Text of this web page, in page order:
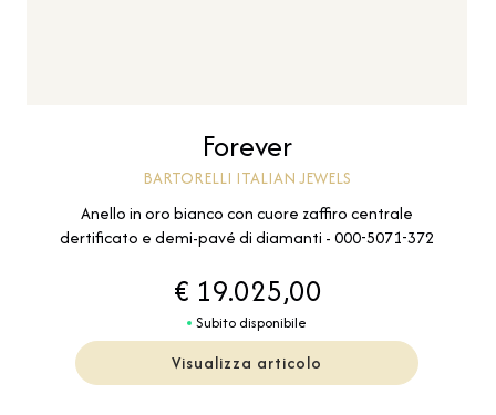
Forever
BARTORELLI ITALIAN JEWELS
Anello in oro bianco con cuore zaffiro centrale
dertificato e demi-pavé di diamanti - 000-5071-372
€ 19.025,00
Subito disponibile
Visualizza articolo